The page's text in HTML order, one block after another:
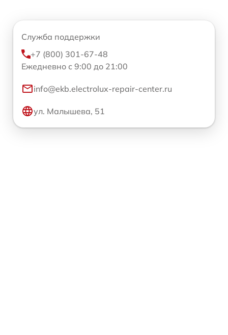
Служба поддержки
+7 (800) 301-67-48
Ежедневно с 9:00 до 21:00
info@ekb.electrolux-repair-center.ru
ул. Малышева, 51